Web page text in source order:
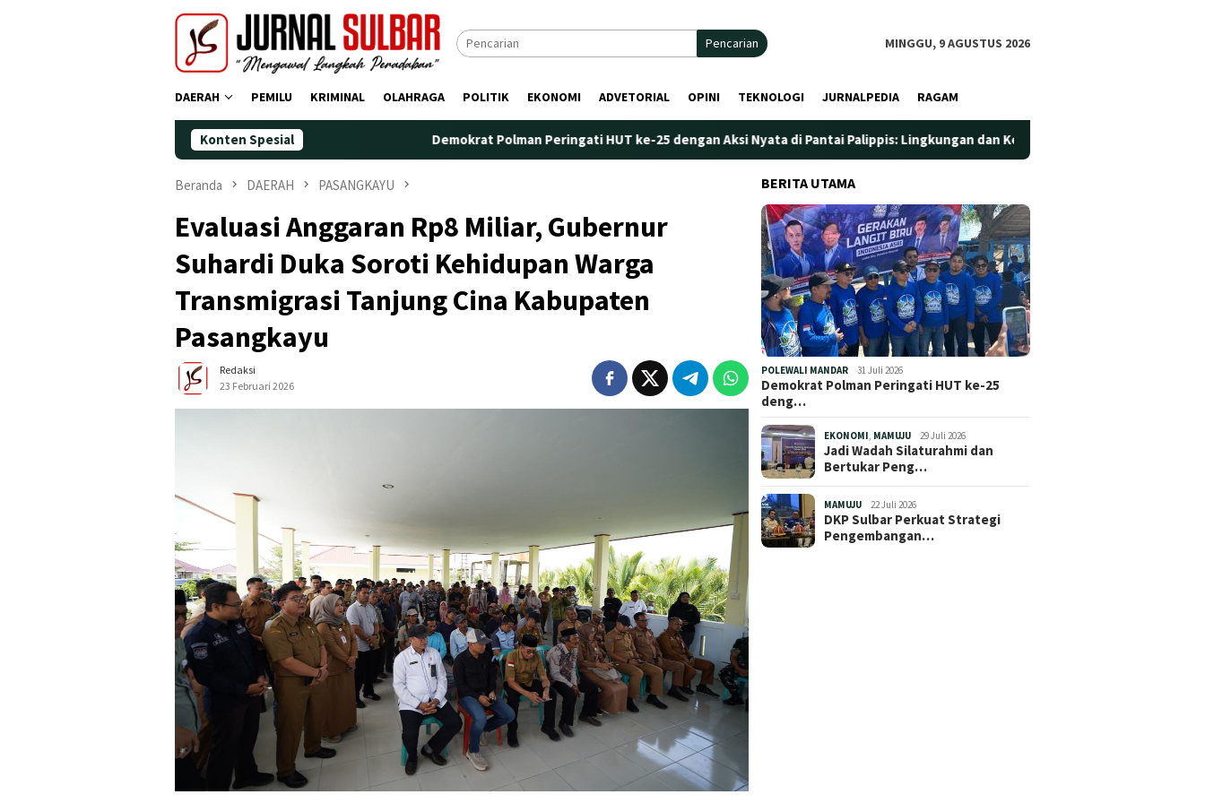
Pencarian MINGGU, 9 AGUSTUS 2026
DAERAH PEMILU KRIMINAL OLAHRAGA POLITIK EKONOMI ADVETORIAL OPINI TEKNOLOGI JURNALPEDIA RAGAM
Konten Spesial Demokrat Polman Peringati HUT ke-25 dengan Aksi Nyata di Pantai Palippis: Lingkungan dan Kesehatan Jadi Prioritas
Beranda DAERAH PASANGKAYU
Evaluasi Anggaran Rp8 Miliar, Gubernur
Suhardi Duka Soroti Kehidupan Warga
Transmigrasi Tanjung Cina Kabupaten
Pasangkayu
Redaksi
23 Februari 2026
BERITA UTAMA
POLEWALI MANDAR 31 Juli 2026
Demokrat Polman Peringati HUT ke-25
deng…
EKONOMI MAMUJU 29 Juli 2026
Jadi Wadah Silaturahmi dan
Bertukar Peng…
MAMUJU 22 Juli 2026
DKP Sulbar Perkuat Strategi
Pengembangan…